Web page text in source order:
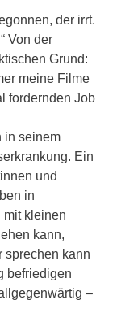
der irrt.
Von der
Grund:
meine Filme
fordernden Job
in seinem
Ein
und
in
mit kleinen
kann,
sprechen kann
befriedigen
–